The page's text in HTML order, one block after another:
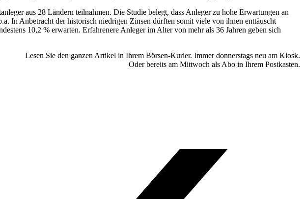
aus 28 Ländern teilnahmen. Die Studie belegt, dass Anleger zu hohe Erwartungen an
In Anbetracht der historisch niedrigen Zinsen dürften somit viele von ihnen enttäuscht
10,2 % erwarten. Erfahrenere Anleger im Alter von mehr als 36 Jahren geben sich
Lesen Sie den ganzen Artikel in Ihrem Börsen-Kurier. Immer donnerstags neu am Kiosk.
Oder bereits am Mittwoch als Abo in Ihrem Postkasten.